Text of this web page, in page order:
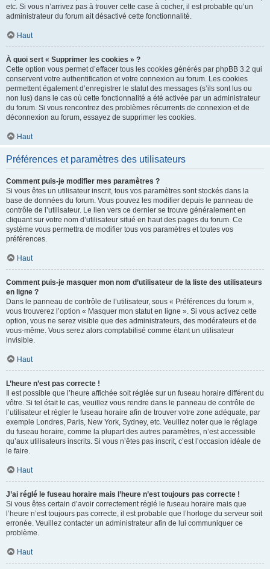
etc. Si vous n’arrivez pas à trouver cette case à cocher, il est probable qu’un
administrateur du forum ait désactivé cette fonctionnalité.
Haut
À quoi sert « Supprimer les cookies » ?
Cette option vous permet d’effacer tous les cookies générés par phpBB 3.2 qui
conservent votre authentification et votre connexion au forum. Les cookies
permettent également d’enregistrer le statut des messages (s’ils sont lus ou
non lus) dans le cas où cette fonctionnalité a été activée par un administrateur
du forum. Si vous rencontrez des problèmes récurrents de connexion et de
déconnexion au forum, essayez de supprimer les cookies.
Haut
Préférences et paramètres des utilisateurs
Comment puis-je modifier mes paramètres ?
Si vous êtes un utilisateur inscrit, tous vos paramètres sont stockés dans la
base de données du forum. Vous pouvez les modifier depuis le panneau de
contrôle de l’utilisateur. Le lien vers ce dernier se trouve généralement en
cliquant sur votre nom d’utilisateur situé en haut des pages du forum. Ce
système vous permettra de modifier tous vos paramètres et toutes vos
préférences.
Haut
Comment puis-je masquer mon nom d’utilisateur de la liste des utilisateurs
en ligne ?
Dans le panneau de contrôle de l’utilisateur, sous « Préférences du forum »,
vous trouverez l’option « Masquer mon statut en ligne ». Si vous activez cette
option, vous ne serez visible que des administrateurs, des modérateurs et de
vous-même. Vous serez alors comptabilisé comme étant un utilisateur
invisible.
Haut
L’heure n’est pas correcte !
Il est possible que l’heure affichée soit réglée sur un fuseau horaire différent du
vôtre. Si tel était le cas, veuillez vous rendre dans le panneau de contrôle de
l’utilisateur et régler le fuseau horaire afin de trouver votre zone adéquate, par
exemple Londres, Paris, New York, Sydney, etc. Veuillez noter que le réglage
du fuseau horaire, comme la plupart des autres paramètres, n’est accessible
qu’aux utilisateurs inscrits. Si vous n’êtes pas inscrit, c’est l’occasion idéale de
le faire.
Haut
J’ai réglé le fuseau horaire mais l’heure n’est toujours pas correcte !
Si vous êtes certain d’avoir correctement réglé le fuseau horaire mais que
l’heure n’est toujours pas correcte, il est probable que l’horloge du serveur soit
erronée. Veuillez contacter un administrateur afin de lui communiquer ce
problème.
Haut